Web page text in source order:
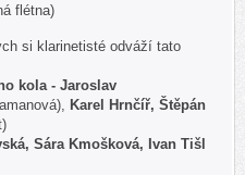
flétna)
si klarinetisté odváží tato
kola - Jaroslav
Karel Hrnčíř, Štěpán
Sára Kmošková, Ivan Tišl